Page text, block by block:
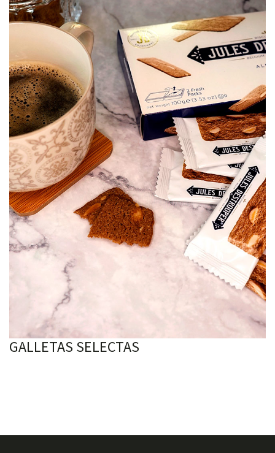
GALLETAS SELECTAS